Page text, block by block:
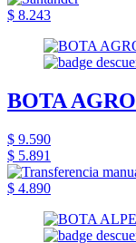
$ 8.243
BOTA AGRO
$ 9.590
$ 5.891
$ 4.890